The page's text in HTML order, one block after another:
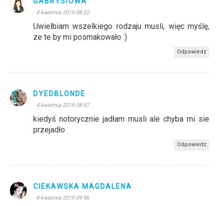
4 kwietnia 2019 08:22
Uwielbiam wszelkiego rodzaju musli, więc myślę,
ze te by mi posmakowało :)
Odpowiedz
DYEDBLONDE
4 kwietnia 2019 08:57
kiedyś notorycznie jadłam musli ale chyba mi sie
przejadło
Odpowiedz
CIEKAWSKA MAGDALENA
4 kwietnia 2019 09:56